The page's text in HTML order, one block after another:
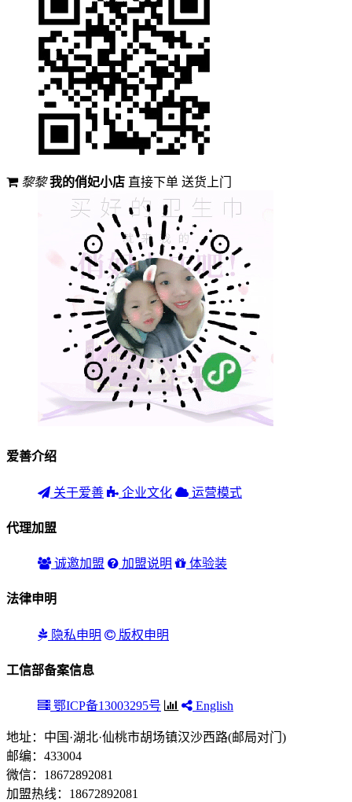
黎黎 我的俏妃小店 直接下单 送货上门
爱善介绍
关于爱善 企业文化 运营模式
代理加盟
诚邀加盟 加盟说明 体验装
法律申明
隐私申明 版权申明
工信部备案信息
鄂ICP备13003295号 English
地址：中国·湖北·仙桃市胡场镇汉沙西路(邮局对门)
邮编：433004
微信：18672892081
加盟热线： 18672892081